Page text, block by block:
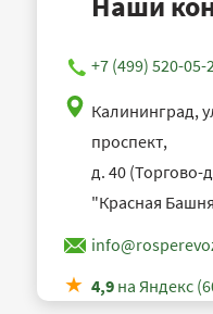
+7 (499) 520-05-
Калининград,
проспект,
д. 40 (Торгово-
"Красная
4,9 на Яндекс